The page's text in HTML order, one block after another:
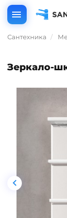
Сантехника
Зеркало-